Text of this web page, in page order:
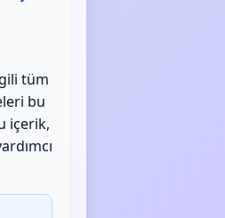
tüm
bu
içerik,